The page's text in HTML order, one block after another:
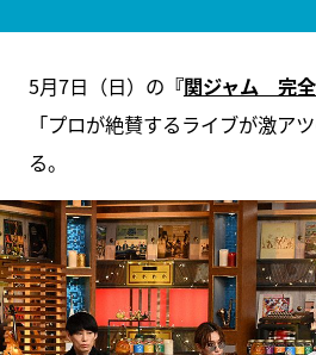
5月7日（日）の 『関ジャム 完
「プロが絶賛するライブが激ア
る。